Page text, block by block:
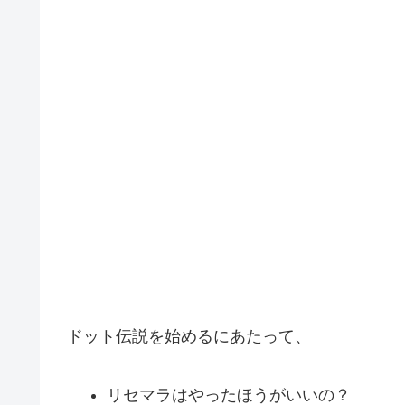
ドット伝説を始めるにあたって、
リセマラはやったほうがいいの？